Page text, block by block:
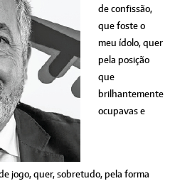
de confissão,
que foste o
meu ídolo, quer
pela posição
que
brilhantemente
ocupavas e
jogo, quer, sobretudo, pela forma